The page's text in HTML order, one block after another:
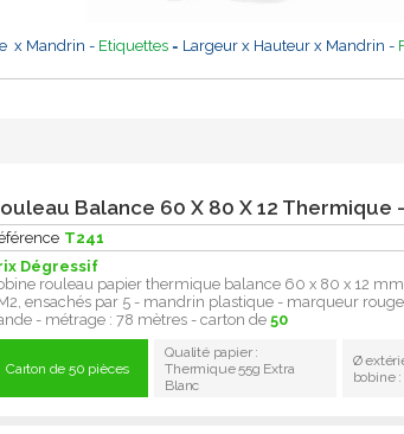
x Mandrin - Etiquettes= Largeur x Hauteur x Mandrin -
Balance 60 X 80 X 12 Thermique
T241
Dégressif
rouleau papier thermique balance 60 x 80 x 12
ensachés par 5 - mandrin plastique - marqueur
- métrage : 78 mètres - carton de50
Carton de 50 pièces
Qualité papier :
Thermique 55g Extra
Blanc
Ø
bobine